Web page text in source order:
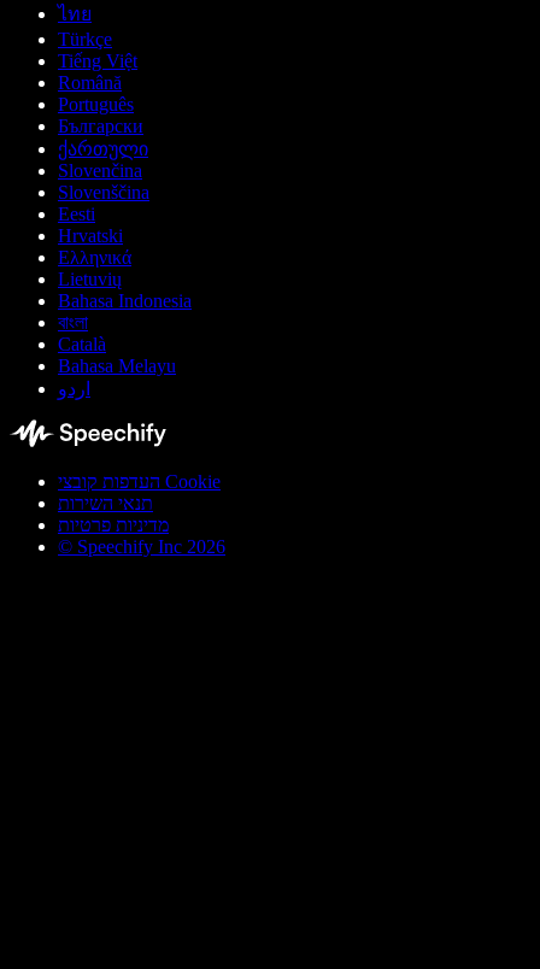
ไทย
Türkçe
Tiếng Việt
Română
Português
Български
ქართული
Slovenčina
Slovenščina
Eesti
Hrvatski
Ελληνικά
Lietuvių
Bahasa Indonesia
বাংলা
Català
Bahasa Melayu
اردو
העדפות קובצי Cookie
תנאי השירות
מדיניות פרטיות
© Speechify Inc 2026